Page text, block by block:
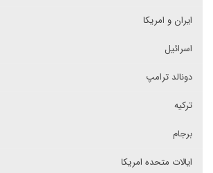
ایران و امریکا
اسرائیل
دونالد ترامپ
ترکیه
برجام
ایالات متحده امریکا